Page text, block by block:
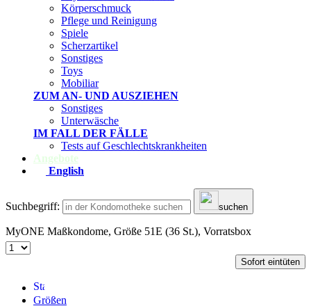
Körperschmuck
Pflege und Reinigung
Spiele
Scherzartikel
Sonstiges
Toys
Mobiliar
ZUM AN- UND AUSZIEHEN
Sonstiges
Unterwäsche
IM FALL DER FÄLLE
Tests auf Geschlechtskrankheiten
Angebote
English
Suchbegriff: suchen
MyONE Maßkondome, Größe 51E (36 St.), Vorratsbox
Sofort eintüten
Größen